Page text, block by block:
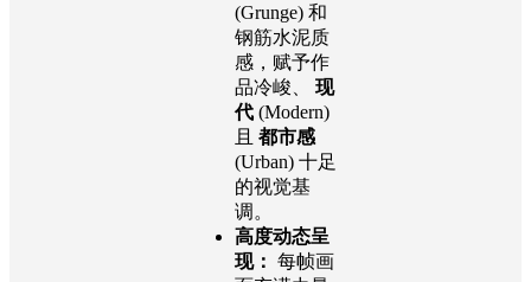
(Grunge) 和
钢筋水泥质
感，赋予作
品冷峻、 现
代 (Modern)
且 都市感
(Urban) 十足
的视觉基
调。
高度动态呈
现： 每帧画